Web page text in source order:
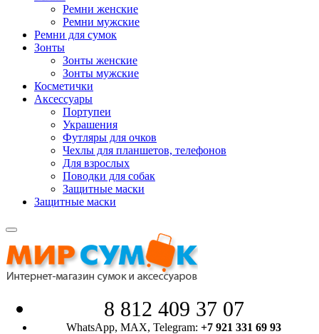
Ремни женские
Ремни мужские
Ремни для сумок
Зонты
Зонты женские
Зонты мужские
Косметички
Аксессуары
Портупеи
Украшения
Футляры для очков
Чехлы для планшетов, телефонов
Для взрослых
Поводки для собак
Защитные маски
Защитные маски
8 812 409 37 07
WhatsApp, MAX, Telegram: +7 921 331 69 93